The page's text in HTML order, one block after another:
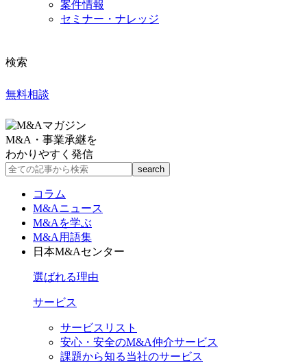
案件情報
セミナー・ナレッジ
検索
無料相談
M&A・事業承継を
わかりやすく発信
コラム
M&Aニュース
M&Aを学ぶ
M&A用語集
日本M&Aセンター
選ばれる理由
サービス
サービスリスト
安心・安全のM&A仲介サービス
課題から知る当社のサービス